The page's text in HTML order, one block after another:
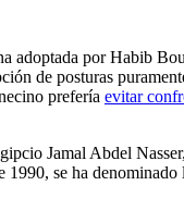
adoptada por Habib
de posturas
prefería evitar
Jamal Abdel
1990, se ha